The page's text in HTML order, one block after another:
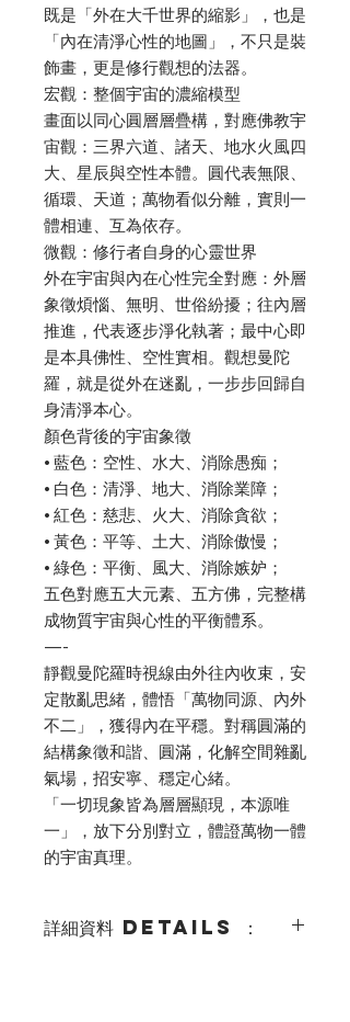
既是「外在大千世界的縮影」，也是
「內在清淨心性的地圖」，不只是裝
飾畫，更是修行觀想的法器。
宏觀：整個宇宙的濃縮模型
畫面以同心圓層層疊構，對應佛教宇
宙觀：三界六道、諸天、地水火風四
大、星辰與空性本體。圓代表無限、
循環、天道；萬物看似分離，實則一
體相連、互為依存。
微觀：修行者自身的心靈世界
外在宇宙與內在心性完全對應：外層
象徵煩惱、無明、世俗紛擾；往內層
推進，代表逐步淨化執著；最中心即
是本具佛性、空性實相。觀想曼陀
羅，就是從外在迷亂，一步步回歸自
身清淨本心。
顏色背後的宇宙象徵
• 藍色：空性、水大、消除愚痴；
• 白色：清淨、地大、消除業障；
• 紅色：慈悲、火大、消除貪欲；
• 黃色：平等、土大、消除傲慢；
• 綠色：平衡、風大、消除嫉妒；
五色對應五大元素、五方佛，完整構
成物質宇宙與心性的平衡體系。
—-
靜觀曼陀羅時視線由外往內收束，安
定散亂思緒，體悟「萬物同源、內外
不二」，獲得內在平穩。對稱圓滿的
結構象徵和諧、圓滿，化解空間雜亂
氣場，招安寧、穩定心緒。
「一切現象皆為層層顯現，本源唯
一」，放下分別對立，體證萬物一體
的宇宙真理。
詳細資料 details ：